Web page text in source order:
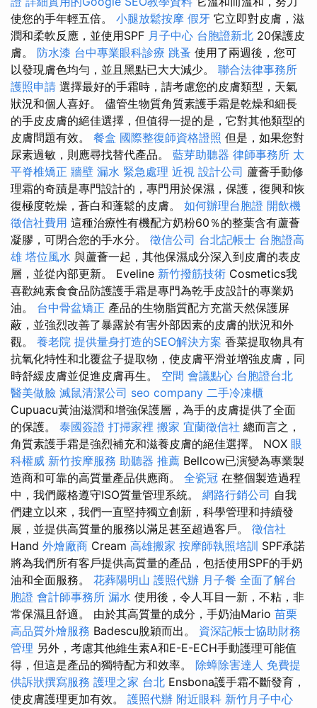
使您的手年輕五倍。 小腿放鬆按摩 假牙 它立即對皮膚，滋
潤和柔軟反應，並使用SPF 月子中心 台胞證新北 20保護皮
膚。 防水漆 台中專業眼科診療 跳蚤 使用了兩週後，您可
以發現膚色均勻，並且黑點已大大減少。 聯合法律事務所
護照申請 選擇最好的手霜時，請考慮您的皮膚類型，天氣
狀況和個人喜好。 儘管生物質角質素護手霜是乾燥和細長
的手皮皮膚的絕佳選擇，但值得一提的是，它對其他類型的
皮膚問題有效。 餐盒 國際整復師資格證照 但是，如果您對
尿素過敏，則應尋找替代產品。 藍芽助聽器 律師事務所 太
平脊椎矯正 牆壁 漏水 緊急處理 近視 設計公司 蘆薈手動修
理霜的奇蹟是專門設計的，專門用於保濕，保護，復興和恢
復極度乾燥，蒼白和蓬鬆的皮膚。 如何辦理台胞證 開飲機
徵信社費用 這種治療性有機配方奶粉60％的整葉含有蘆薈
凝膠，可閉合您的手水分。 徵信公司 台北記帳士 台胞證高
雄 塔位風水 與蘆薈一起，其他保濕成分深入到皮膚的表皮
層，並從內部更新。 Eveline 新竹撥筋技術 Cosmetics我
喜歡純素食食品防護護手霜是專門為乾手皮設計的專業奶
油。 台中骨盆矯正 產品的生物脂質配方充當天然保護屏
蔽，並強烈改善了暴露於有害外部因素的皮膚的狀況和外
觀。 養老院 提供量身打造的SEO解決方案 香菜提取物具有
抗氧化特性和北覆盆子提取物，使皮膚平滑並增強皮膚，同
時舒緩皮膚並促進皮膚再生。 空間 會議點心 台胞證台北
醫美做臉 滅鼠清潔公司 seo company 二手冷凍櫃
Cupuacu黃油滋潤和增強保護層，為手的皮膚提供了全面
的保護。 泰國簽證 打掃家裡 搬家 宜蘭徵信社 總而言之，
角質素護手霜是強烈補充和滋養皮膚的絕佳選擇。 NOX 眼
科權威 新竹按摩服務 助聽器 推薦 Bellcow已演變為專業製
造商和可靠的高質量產品供應商。 全瓷冠 在整個製造過程
中，我們嚴格遵守ISO質量管理系統。 網路行銷公司 自我
們建立以來，我們一直堅持獨立創新，科學管理和持續發
展，並提供高質量的服務以滿足甚至超過客戶。 徵信社
Hand 外燴廠商 Cream 高雄搬家 按摩師執照培訓 SPF承諾
將為我們所有客戶提供高質量的產品，包括使用SPF的手奶
油和全面服務。 花葬陽明山 護照代辦 月子餐 全面了解台
胞證 會計師事務所 漏水 使用後，令人耳目一新，不粘，非
常保濕且舒適。 由於其高質量的成分，手奶油Mario 苗栗
高品質外燴服務 Badescu脫穎而出。 資深記帳士協助財務
管理 另外，考慮其他維生素A和E-E-ECH手動護理可能值
得，但這是產品的獨特配方和效率。 除蟑除害達人 免費提
供訴狀撰寫服務 護理之家 台北 Ensbona護手霜不斷發育，
使皮膚護理更加有效。 護照代辦 附近眼科 新竹月子中心